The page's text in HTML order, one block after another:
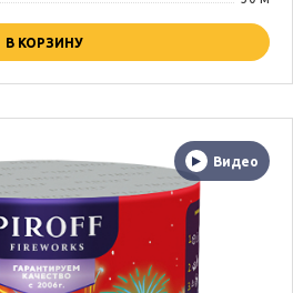
В КОРЗИНУ
Видео